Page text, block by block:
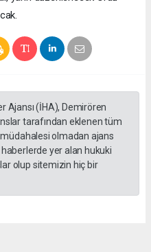
Ajansı (İHA), Demirören
tarafından eklenen tüm
olmadan ajans
yer alan hukuki
olup sitemizin hiç bir